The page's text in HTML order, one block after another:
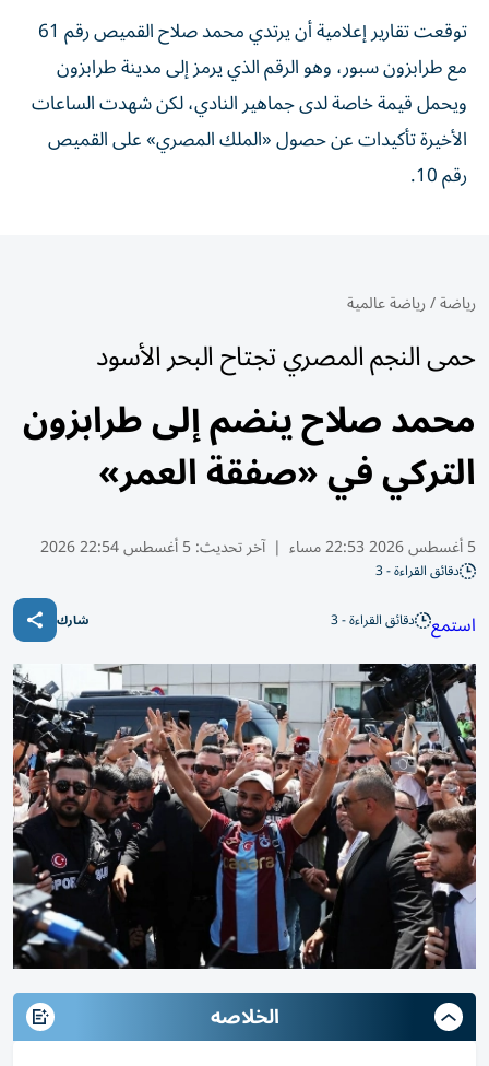
توقعت تقارير إعلامية أن يرتدي محمد صلاح القميص رقم 61
مع طرابزون سبور، وهو الرقم الذي يرمز إلى مدينة طرابزون
ويحمل قيمة خاصة لدى جماهير النادي، لكن شهدت الساعات
الأخيرة تأكيدات عن حصول «الملك المصري» على القميص
رقم 10.
رياضة/رياضة عالمية
حمى النجم المصري تجتاح البحر الأسود
محمد صلاح ينضم إلى طرابزون
التركي في «صفقة العمر»
5 أغسطس 2026 22:53 مساء | آخر تحديث:5 أغسطس 22:54 2026
دقائق القراءة - 3
استمع دقائق القراءة - 3 شارك
الخلاصه